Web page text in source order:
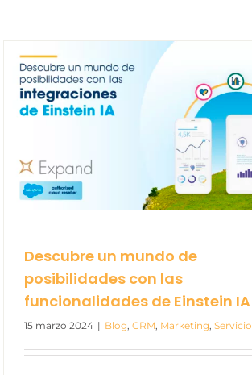
Descubre un mundo de
posibilidades con las
funcionalidades de Einstein IA
15 marzo 2024 | Blog CRM Marketing Servicio